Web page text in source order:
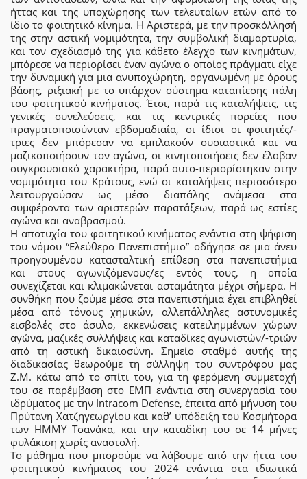
ήττας και της υποχώρησης των τελευταίων ετών από το
ίδιο το φοιτητικό κίνημα. Η Αριστερά, με την προσκόλλησή
της στην αστική νομιμότητα, την συμβολική διαμαρτυρία,
και τον σχεδιασμό της για κάθετο έλεγχο των κινημάτων,
μπόρεσε να περιορίσει έναν αγώνα ο οποίος πράγματι είχε
την δυναμική για μια ανυποχώρητη, οργανωμένη με όρους
βάσης, ριξιακή με το υπάρχον σύστημα καταπίεσης πάλη
του φοιτητικού κινήματος. Έτσι, παρά τις καταλήψεις, τις
γενικές συνελεύσεις, και τις κεντρικές πορείες που
πραγματοποιούνταν εβδομαδιαία, οι ίδιοι οι φοιτητές/-
τριες δεν μπόρεσαν να εμπλακούν ουσιαστικά και να
μαζικοποιήσουν τον αγώνα, οι κινητοποιήσεις δεν έλαβαν
συγκρουσιακό χαρακτήρα, παρά αυτο-περιορίστηκαν στην
νομιμότητα του Κράτους, ενώ οι καταλήψεις περισσότερο
λειτουργούσαν ως μέσο διαπάλης ανάμεσα στα
συμφέροντα των αριστερών παρατάξεων, παρά ως εστίες
αγώνα και αναβρασμού.
Η αποτυχία του φοιτητικού κινήματος ενάντια στη ψήφιση
του νόμου “Ελεύθερο Πανεπιστήμιο” οδήγησε σε μια άνευ
προηγουμένου κατασταλτική επίθεση στα πανεπιστήμια
και στους αγωνιζόμενους/ες εντός τους, η οποία
συνεχίζεται και κλιμακώνεται ασταμάτητα μέχρι σήμερα. Η
συνθήκη που ζούμε μέσα στα πανεπιστήμια έχει επιβληθεί
μέσα από τόνους χημικών, αλλεπάλληλες αστυνομικές
εισβολές στο άσυλο, εκκενώσεις κατειλημμένων χώρων
αγώνα, μαζικές συλλήψεις και καταδίκες αγωνιστών/-τριών
από τη αστική δικαιοσύνη. Σημείο σταθμό αυτής της
διαδικασίας θεωρούμε τη σύλληψη του συντρόφου μας
Ζ.Μ. κάτω από το σπίτι του, για τη φερόμενη συμμετοχή
του σε παρέμβαση στο ΕΜΠ ενάντια στη συνεργασία του
ιδρύματος με την Intracom Defense, έπειτα από μήνυση του
Πρύτανη Χατζηγεωργίου και καθ’ υπόδειξη του Κοσμήτορα
των ΗΜΜΥ Τσανάκα, και την καταδίκη του σε 14 μήνες
φυλάκιση χωρίς αναστολή.
Το μάθημα που μπορούμε να λάβουμε από την ήττα του
φοιτητικού κινήματος του 2024 ενάντια στα ιδιωτικά